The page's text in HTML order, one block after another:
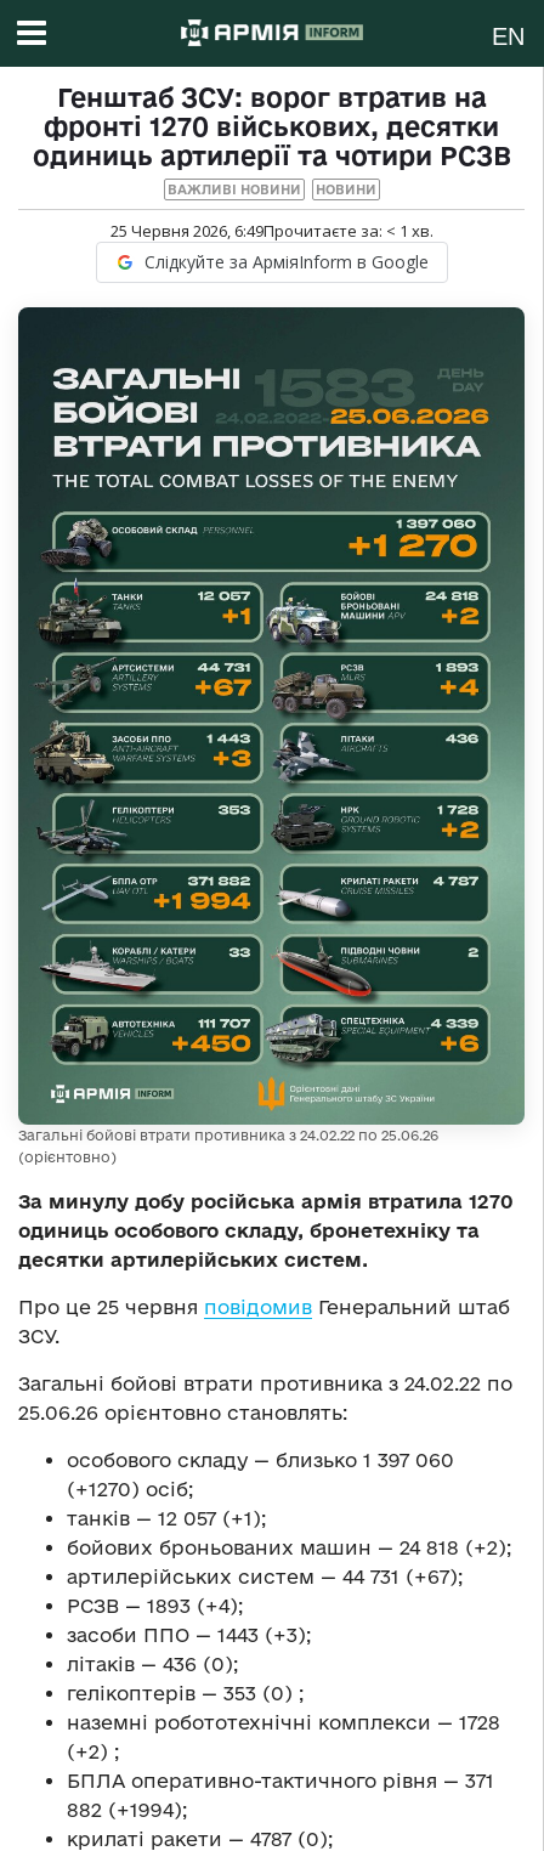
EN
Генштаб ЗСУ: ворог втратив на
фронті 1270 військових, десятки
одиниць артилерії та чотири РСЗВ
ВАЖЛИВІ НОВИНИ НОВИНИ
25 Червня 2026, 6:49Прочитаєте за: < 1 хв.
Слідкуйте за АрміяInform в Google
Загальні бойові втрати противника з 24.02.22 по 25.06.26
(орієнтовно)
За минулу добу російська армія втратила 1270
одиниць особового складу, бронетехніку та
десятки артилерійських систем.
Про це 25 червня повідомив Генеральний штаб
ЗСУ.
Загальні бойові втрати противника з 24.02.22 по
25.06.26 орієнтовно становлять:
особового складу — близько 1 397 060
(+1270) осіб;
танків — 12 057 (+1);
бойових броньованих машин — 24 818 (+2);
артилерійських систем — 44 731 (+67);
РСЗВ — 1893 (+4);
засоби ППО — 1443 (+3);
літаків — 436 (0);
гелікоптерів — 353 (0) ;
наземні робототехнічні комплекси — 1728
(+2) ;
БПЛА оперативно-тактичного рівня — 371
882 (+1994);
крилаті ракети — 4787 (0);